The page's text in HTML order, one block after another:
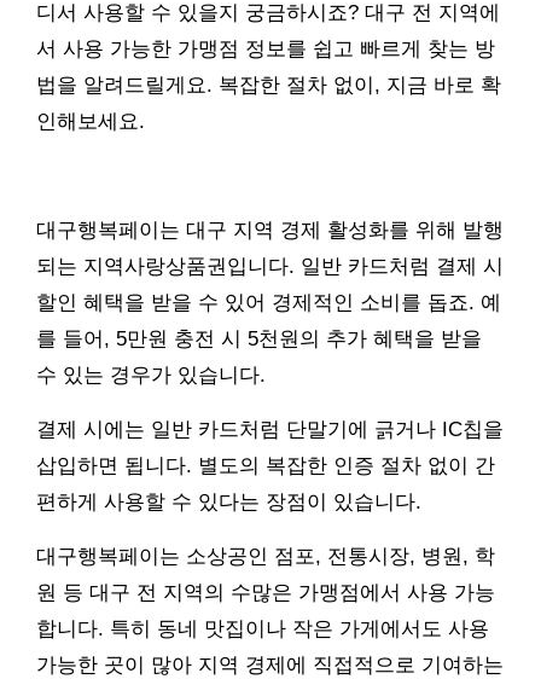
디서 사용할 수 있을지 궁금하시죠? 대구 전 지역에
서 사용 가능한 가맹점 정보를 쉽고 빠르게 찾는 방
법을 알려드릴게요. 복잡한 절차 없이, 지금 바로 확
인해보세요.
대구행복페이는 대구 지역 경제 활성화를 위해 발행
되는 지역사랑상품권입니다. 일반 카드처럼 결제 시
할인 혜택을 받을 수 있어 경제적인 소비를 돕죠. 예
를 들어, 5만원 충전 시 5천원의 추가 혜택을 받을
수 있는 경우가 있습니다.
결제 시에는 일반 카드처럼 단말기에 긁거나 IC칩을
삽입하면 됩니다. 별도의 복잡한 인증 절차 없이 간
편하게 사용할 수 있다는 장점이 있습니다.
대구행복페이는 소상공인 점포, 전통시장, 병원, 학
원 등 대구 전 지역의 수많은 가맹점에서 사용 가능
합니다. 특히 동네 맛집이나 작은 가게에서도 사용
가능한 곳이 많아 지역 경제에 직접적으로 기여하는